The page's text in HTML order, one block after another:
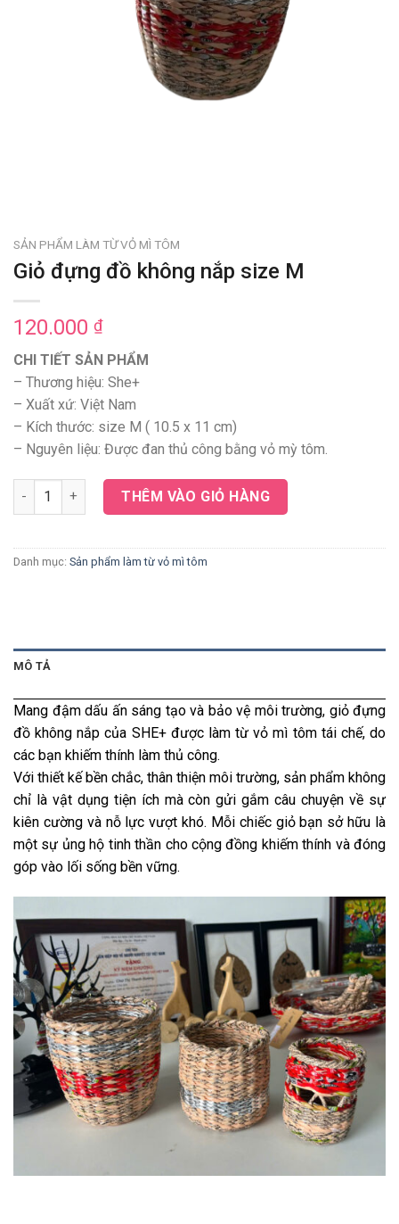
SẢN PHẨM LÀM TỪ VỎ MÌ TÔM
Giỏ đựng đồ không nắp size M
120.000 ₫
CHI TIẾT SẢN PHẨM
– Thương hiệu: She+
– Xuất xứ: Việt Nam
– Kích thước: size M ( 10.5 x 11 cm)
– Nguyên liệu: Được đan thủ công bằng vỏ mỳ tôm.
Giỏ đựng đồ không nắp size M số lượng
THÊM VÀO GIỎ HÀNG
Danh mục: Sản phẩm làm từ vỏ mì tôm
MÔ TẢ
Mang đậm dấu ấn sáng tạo và bảo vệ môi trường, giỏ đựng
đồ không nắp của SHE+ được làm từ vỏ mì tôm tái chế, do
các bạn khiếm thính làm thủ công.
Với thiết kế bền chắc, thân thiện môi trường, sản phẩm không
chỉ là vật dụng tiện ích mà còn gửi gắm câu chuyện về sự
kiên cường và nỗ lực vượt khó. Mỗi chiếc giỏ bạn sở hữu là
một sự ủng hộ tinh thần cho cộng đồng khiếm thính và đóng
góp vào lối sống bền vững.